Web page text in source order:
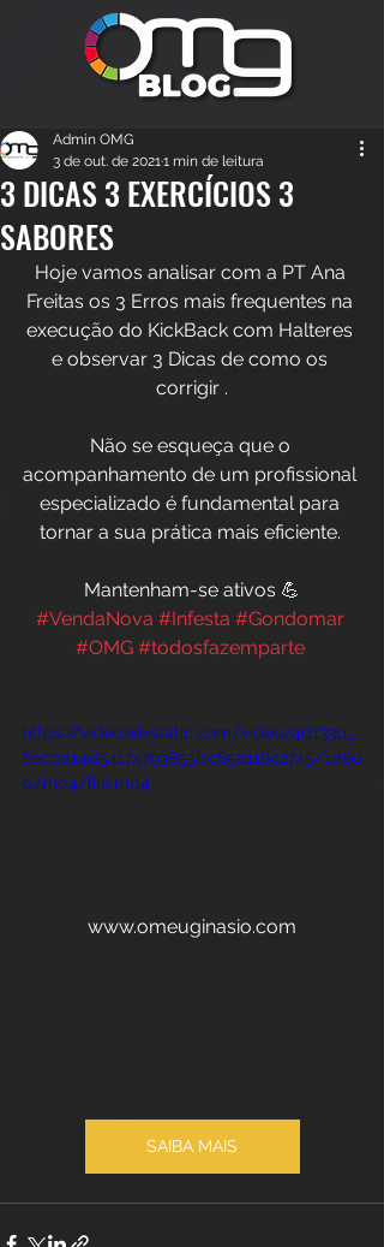
3 DICAS 3 EXERCÍCIOS 3
SABORES
Admin OMG
3 de out. de 20211 min de leitura
Hoje vamos analisar com a PT Ana
Freitas os 3 Erros mais frequentes na
execução do KickBack com Halteres
e observar 3 Dicas de como os
corrigir .
Não se esqueça que o
acompanhamento de um profissional
especializado é fundamental para
tornar a sua prática mais eficiente.
Mantenham-se ativos 💪
#VendaNova #Infesta #Gondomar
#OMG #todosfazemparte
https://video.wixstatic.com/video/4d133b_
6ec0a14d54174793855bc85a118c2745/1080
p/mp4/file.mp4
www.omeuginasio.com
SAIBA MAIS